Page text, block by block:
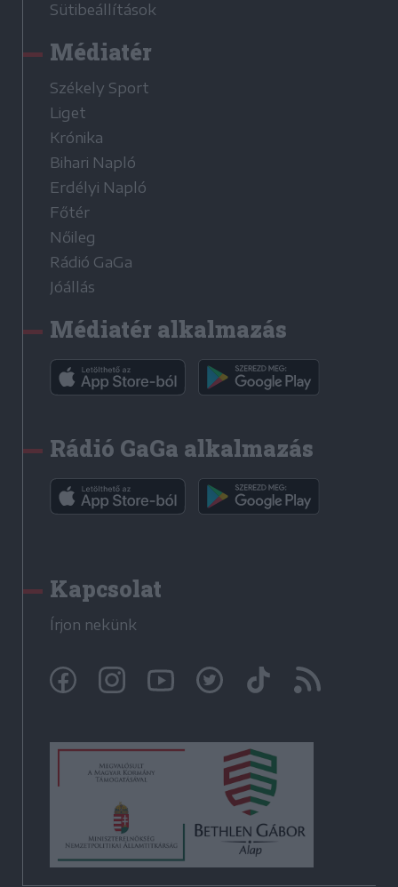
Sütibeállítások
Médiatér
Székely Sport
Liget
Krónika
Bihari Napló
Erdélyi Napló
Főtér
Nőileg
Rádió GaGa
Jóállás
Médiatér alkalmazás
Rádió GaGa alkalmazás
Kapcsolat
Írjon nekünk